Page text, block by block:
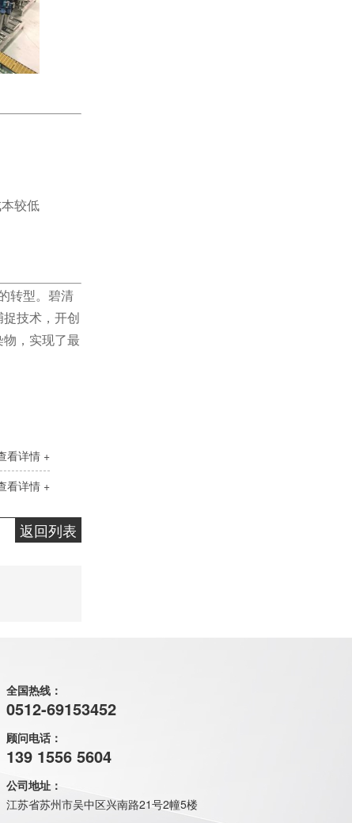
较低
转型。碧清
技术，开创
，实现了最
看详情 +
看详情 +
返回列表
全国热线：
0512-69153452
顾问电话：
139 1556 5604
公司地址：
江苏省苏州市吴中区兴南路21号2幢5楼